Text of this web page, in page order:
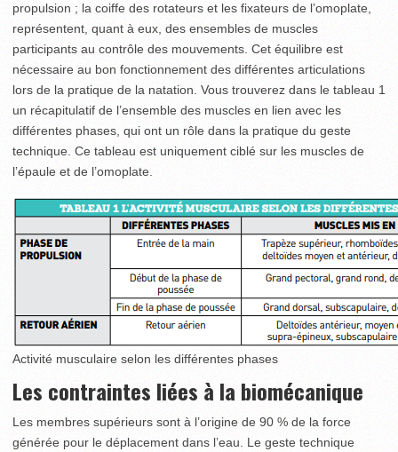
propulsion ; la coiffe des rotateurs et les fixateurs de l’omoplate,
représentent, quant à eux, des ensembles de muscles
participants au contrôle des mouvements. Cet équilibre est
nécessaire au bon fonctionnement des différentes articulations
lors de la pratique de la natation. Vous trouverez dans le tableau 1
un récapitulatif de l’ensemble des muscles en lien avec les
différentes phases, qui ont un rôle dans la pratique du geste
technique. Ce tableau est uniquement ciblé sur les muscles de
l’épaule et de l’omoplate.
Activité musculaire selon les différentes phases
Les contraintes liées à la biomécanique
Les membres supérieurs sont à l’origine de 90 % de la force
générée pour le déplacement dans l’eau. Le geste technique